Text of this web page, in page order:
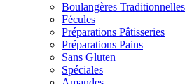
Boulangères Traditionnelles
Fécules
Préparations Pâtisseries
Préparations Pains
Sans Gluten
Spéciales